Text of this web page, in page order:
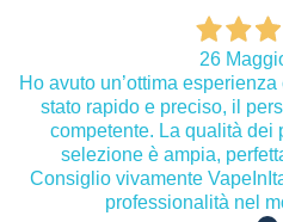
26
Ho avuto un’ottima
stato rapido e preciso, il
competente. La qualità dei
selezione è ampia,
Consiglio vivamente
professionalità nel